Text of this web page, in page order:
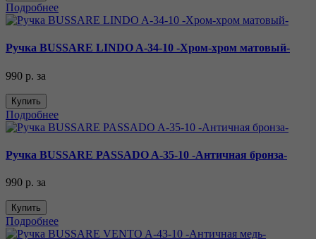
Подробнее
Ручка BUSSARE LINDO A-34-10 -Хром-хром матовый-
990 р. за
Купить
Подробнее
Ручка BUSSARE PASSADO A-35-10 -Античная бронза-
990 р. за
Купить
Подробнее